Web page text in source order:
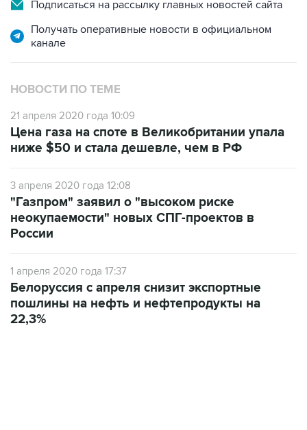
Подписаться на рассылку главных новостей сайта
Получать оперативные новости в официальном
канале
НОВОСТИ ПО ТЕМЕ
21 апреля 2020 года 10:09
Цена газа на споте в Великобритании упала
ниже $50 и стала дешевле, чем в РФ
3 апреля 2020 года 12:08
"Газпром" заявил о "высоком риске
неокупаемости" новых СПГ-проектов в
России
1 апреля 2020 года 17:37
Белоруссия с апреля снизит экспортные
пошлины на нефть и нефтепродукты на
22,3%